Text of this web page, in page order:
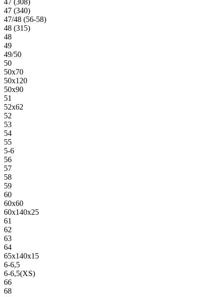
47 (340)
47/48 (56-58)
48 (315)
48
49
49/50
50
50х70
50х120
50х90
51
52х62
52
53
54
55
5-6
56
57
58
59
60
60х60
60х140х25
61
62
63
64
65х140х15
6-6,5
6-6,5(XS)
66
68